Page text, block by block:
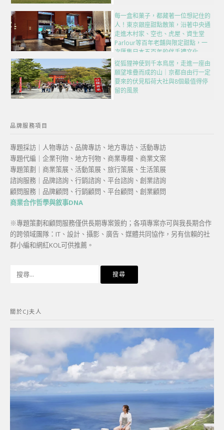
每一盒和菓子，都藏著一位想記住的
人！東京銀座甜點散策，沿著中央通
走進木村家、空也、虎屋、資生堂
Parlour等百年老舖與限定甜點，一
次匯集日本五百年的伴手禮文化
從狐狸神使到千本鳥居，走進一座由
願望堆疊而成的山｜京都自由行一定
要來的伏見稻荷大社與8個最值得停
留的風景
品牌服務項目
專題採訪｜人物專訪、品牌專訪、地方專訪、活動專訪
專題代編｜企業刊物、地方刊物、商業專欄、商業文案
專題策劃｜商業策展、活動策展、旅行策展、生活策展
諮詢服務｜品牌諮詢、行銷諮詢、平台諮詢、創業諮詢
顧問服務｜品牌顧問、行銷顧問、平台顧問、創業顧問
商業合作哲學與敘事DNA
※專題策劃和顧問服務僅供長期專案簽約；各項專案亦可與我長期合作
的跨領域團隊：IT、設計、攝影、廣告、媒體共同協作，另有信賴的社
群小編和網紅KOL可供推薦。
字:
關於CJ夫人